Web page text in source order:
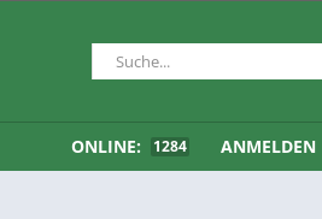
ONLINE: 1284 ANMELDEN